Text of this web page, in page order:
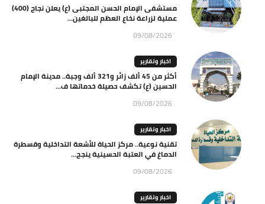
مستشفى الإمام الحسن المجتبى (ع) يعلن نجاح (400)
عملية لزراعة نخاع العظم للبالغين...
09/08/2026
اخبار وتقارير
أكثر من 45 ألف زائر و321 ألف وجبة.. مدينة الإمام
الحسين (ع) تكشف حصيلة خدماتها ف...
09/08/2026
اخبار وتقارير
تقنية نوعية.. مركز الحياة للأشعة التداخلية وقسطرة
الدماغ في العتبة الحسينية ينجح...
09/08/2026
اخبار وتقارير